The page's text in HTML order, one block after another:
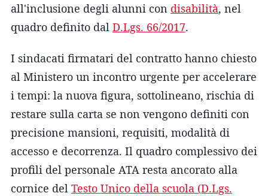
all'inclusione degli alunni con disabilità, nel
quadro definito dal D.Lgs. 66/2017.
I sindacati firmatari del contratto hanno chiesto
al Ministero un incontro urgente per accelerare
i tempi: la nuova figura, sottolineano, rischia di
restare sulla carta se non vengono definiti con
precisione mansioni, requisiti, modalità di
accesso e decorrenza. Il quadro complessivo dei
profili del personale ATA resta ancorato alla
cornice del Testo Unico della scuola (D.Lgs.